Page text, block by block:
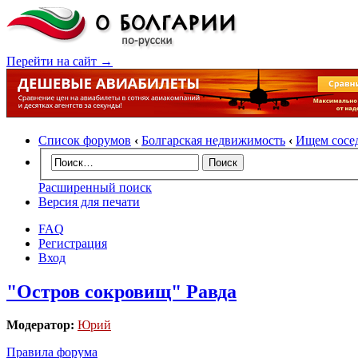
Перейти на сайт →
Список форумов ‹ Болгарская недвижимость ‹ Ищем
Расширенный поиск
Версия для печати
FAQ
Регистрация
Вход
"Остров сокровищ" Равда
Модератор: Юрий
Правила форума